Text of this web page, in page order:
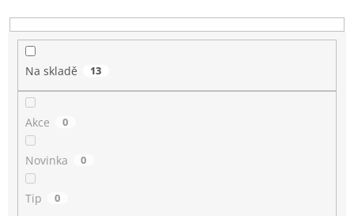
k
t
Na skladě 13
Akce 0
Novinka 0
Tip 0